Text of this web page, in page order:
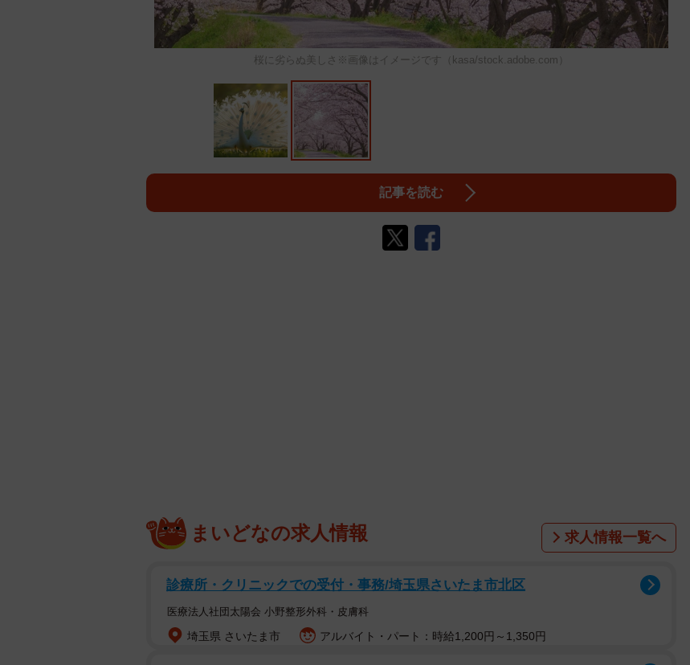
桜に劣らぬ美しさ※画像はイメージです（kasa/stock.adobe.com）
記事を読む
まいどなの求人情報 求人情報一覧へ
診療所・クリニックでの受付・事務/埼玉県さいたま市北区
医療法人社団太陽会 小野整形外科・皮膚科
埼玉県 さいたま市 アルバイト・パート：時給1,200円～1,350円